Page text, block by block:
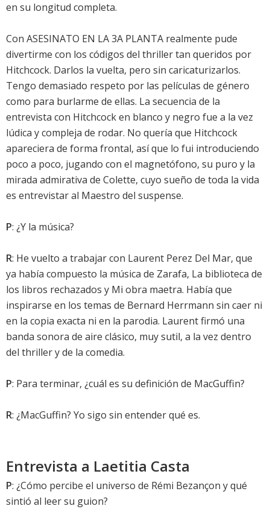
en su longitud completa.
Con ASESINATO EN LA 3A PLANTA realmente pude
divertirme con los códigos del thriller tan queridos por
Hitchcock. Darlos la vuelta, pero sin caricaturizarlos.
Tengo demasiado respeto por las películas de género
como para burlarme de ellas. La secuencia de la
entrevista con Hitchcock en blanco y negro fue a la vez
lúdica y compleja de rodar. No quería que Hitchcock
apareciera de forma frontal, así que lo fui introduciendo
poco a poco, jugando con el magnetófono, su puro y la
mirada admirativa de Colette, cuyo sueño de toda la vida
es entrevistar al Maestro del suspense.
P: ¿Y la música?
R: He vuelto a trabajar con Laurent Perez Del Mar, que
ya había compuesto la música de Zarafa, La biblioteca de
los libros rechazados y Mi obra maetra. Había que
inspirarse en los temas de Bernard Herrmann sin caer ni
en la copia exacta ni en la parodia. Laurent firmó una
banda sonora de aire clásico, muy sutil, a la vez dentro
del thriller y de la comedia.
P: Para terminar, ¿cuál es su definición de MacGuffin?
R: ¿MacGuffin? Yo sigo sin entender qué es.
Entrevista a Laetitia Casta
P: ¿Cómo percibe el universo de Rémi Bezançon y qué
sintió al leer su guion?